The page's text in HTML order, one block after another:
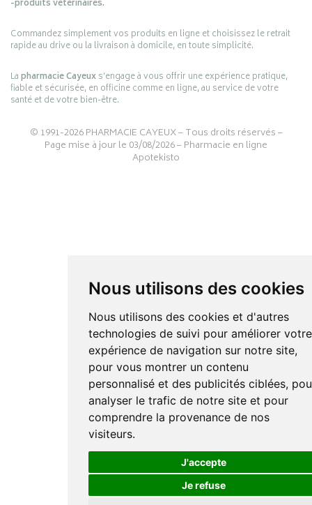
Nous utilisons des cookies
Nous utilisons des cookies et d'autres
technologies de suivi pour améliorer votre
expérience de navigation sur notre site,
pour vous montrer un contenu
personnalisé et des publicités ciblées,
analyser le trafic de notre site et pour
comprendre la provenance de nos
visiteurs.
J'accepte
Je refuse
-produits vétérinaires.
Commandez simplement vos produits en ligne et choisissez le retrait
rapide au drive ou la livraison à domicile, en toute simplicité.
Lapharmacie Cayeuxs’engage à vous offrir une expérience pratique,
fiable et sécurisée, en officine comme en ligne, au service de votre
santé et de votre bien-être.
© 1991-2026PHARMACIE CAYEUX– Tous droits réservés –
Page mise à jour le 03/08/2026 –Pharmacie en ligne
Apotekisto